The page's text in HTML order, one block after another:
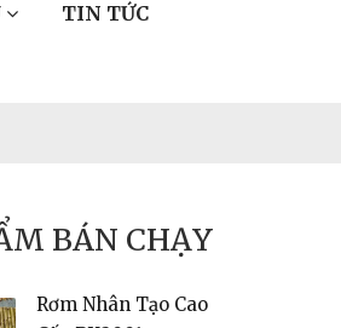
TIN TỨC
BÁN CHẠY
Cấp PK2001